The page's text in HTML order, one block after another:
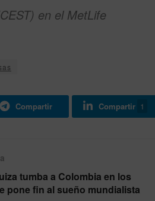
en el MetLife
Compartir Compartir 1
tumba a Colombia en los
pone fin al sueño mundialista